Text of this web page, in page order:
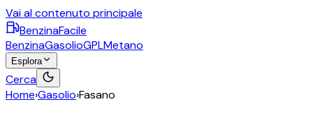
Vai al contenuto principale
BenzinaFacile
BenzinaGasolioGPLMetano
Esplora
Cerca
Home›Gasolio›Fasano